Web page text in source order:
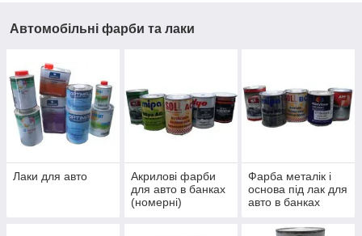
Автомобільні фарби та лаки
Лаки для авто
Акрилові фарби
для авто в банках
(номерні)
Фарба металік і
основа під лак для
авто в банках